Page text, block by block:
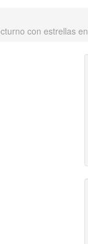
con estrellas